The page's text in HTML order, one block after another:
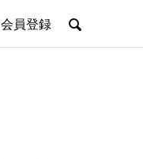
会員登録 